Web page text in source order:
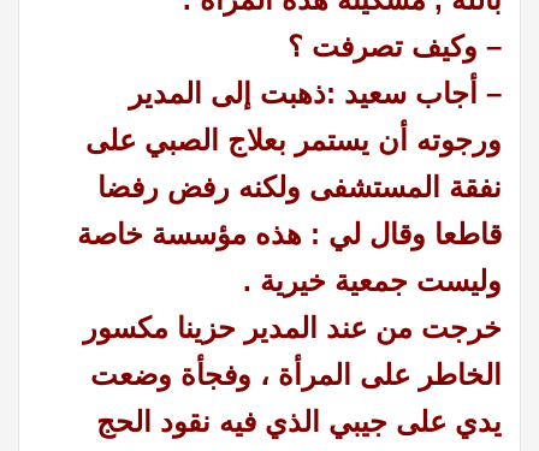
– وكيف تصرفت ؟
– أجاب سعيد :ذهبت إلى المدير
ورجوته أن يستمر بعلاج الصبي على
نفقة المستشفى ولكنه رفض رفضا
قاطعا وقال لي : هذه مؤسسة خاصة
وليست جمعية خيرية .
خرجت من عند المدير حزينا مكسور
الخاطر على المرأة ، وفجأة وضعت
يدي على جيبي الذي فيه نقود الحج